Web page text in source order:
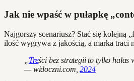
Jak nie wpaść w pułapkę
Najgorszy scenariusz? Stać się kolejną
ilość wygrywa z jakością, a marka traci
Treści bez strategii to tylko hałas
— widoczni.com,2024